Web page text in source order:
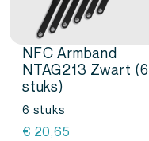
NFC Armband
NTAG213 Zwart (6
stuks)
6 stuks
€ 20,65